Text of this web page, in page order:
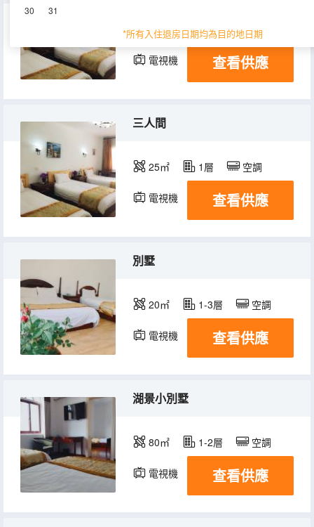
30 31
*所有入住退房日期均為目的地日期
20㎡ 1-2層 空調
電視機 查看供應
三人間
25㎡ 1層 空調
電視機 查看供應
別墅
20㎡ 1-3層 空調
電視機 查看供應
湖景小別墅
80㎡ 1-2層 空調
電視機 查看供應